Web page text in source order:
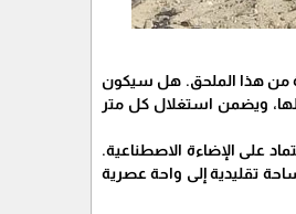
من هذا الملحق. هل سيكون
ويضمن استغلال كل متر
على الإضاءة الاصطناعية.
تقليدية إلى واحة عصرية